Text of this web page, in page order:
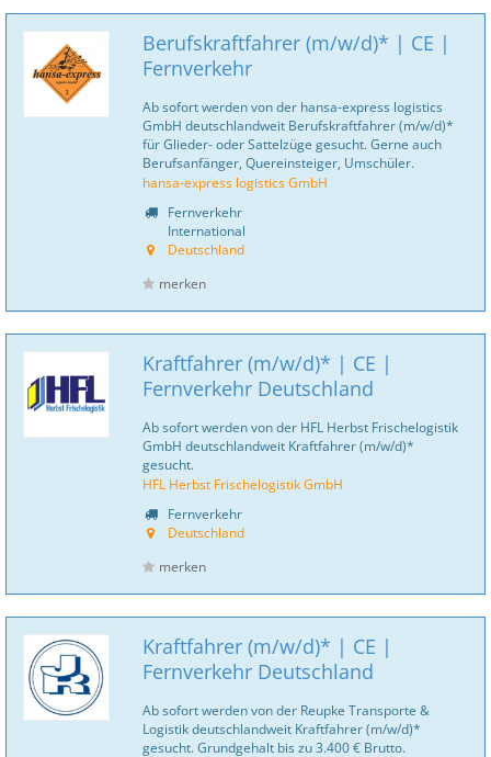
Berufskraftfahrer (m/w/d)* | CE |
Fernverkehr
Ab sofort werden von der hansa-express logistics
GmbH deutschlandweit Berufskraftfahrer (m/w/d)*
für Glieder- oder Sattelzüge gesucht. Gerne auch
Berufsanfänger, Quereinsteiger, Umschüler.
hansa-express logistics GmbH
Fernverkehr
International
Deutschland
merken
Kraftfahrer (m/w/d)* | CE |
Fernverkehr Deutschland
Ab sofort werden von der HFL Herbst Frischelogistik
GmbH deutschlandweit Kraftfahrer (m/w/d)*
gesucht.
HFL Herbst Frischelogistik GmbH
Fernverkehr
Deutschland
merken
Kraftfahrer (m/w/d)* | CE |
Fernverkehr Deutschland
Ab sofort werden von der Reupke Transporte &
Logistik deutschlandweit Kraftfahrer (m/w/d)*
gesucht. Grundgehalt bis zu 3.400 € Brutto.